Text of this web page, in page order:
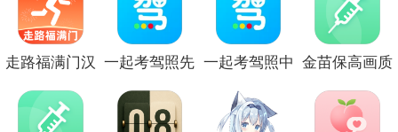
走路福满门汉 一起考驾照先 一起考驾照中 金苗保高画质